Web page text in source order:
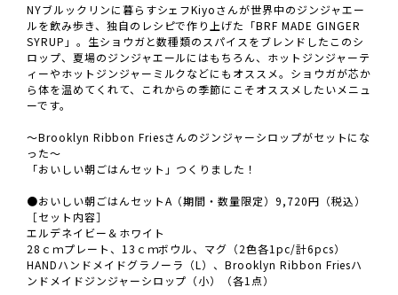
NYブルックリンに暮らすシェフKiyoさんが世界中のジンジャエー
ルを飲み歩き、独自のレシピで作り上げた「BRF MADE GINGER
SYRUP」。生ショウガと数種類のスパイスをブレンドしたこのシ
ロップ、夏場のジンジャエールにはもちろん、ホットジンジャーテ
ィーやホットジンジャーミルクなどにもオススメ。ショウガが芯か
ら体を温めてくれて、これからの季節にこそオススメしたいメニュ
ーです。
～Brooklyn Ribbon Friesさんのジンジャーシロップがセットにな
った～
「おいしい朝ごはんセット」つくりました！
●おいしい朝ごはんセットA（期間・数量限定）9,720円（税込）
［セット内容］
エルデネイビー＆ホワイト
28ｃｍプレート、13ｃｍボウル、マグ（2色各1pc/計6pcs）
HANDハンドメイドグラノーラ（L）、Brooklyn Ribbon Friesハ
ンドメイドジンジャーシロップ（小）（各1点）